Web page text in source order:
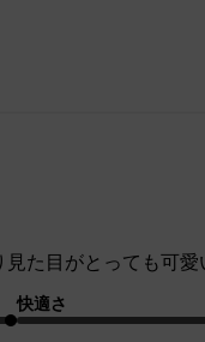
た目がとっても可愛
快適さ